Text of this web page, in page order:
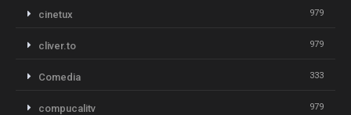
cinetux 979
cliver.to 979
Comedia 333
compucalitv 979